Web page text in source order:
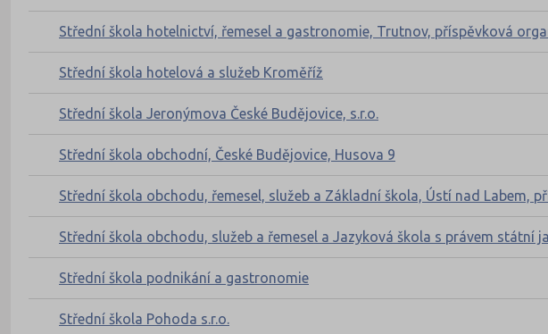
Střední škola hotelnictví, řemesel a gastronomie, Trutnov, příspěvková
Střední škola hotelová a služeb Kroměříž
Střední škola Jeronýmova České Budějovice, s.r.o.
Střední škola obchodní, České Budějovice, Husova 9
Střední škola obchodu, řemesel, služeb a Základní škola, Ústí nad Labem,
Střední škola obchodu, služeb a řemesel a Jazyková škola s právem státní
Střední škola podnikání a gastronomie
Střední škola Pohoda s.r.o.